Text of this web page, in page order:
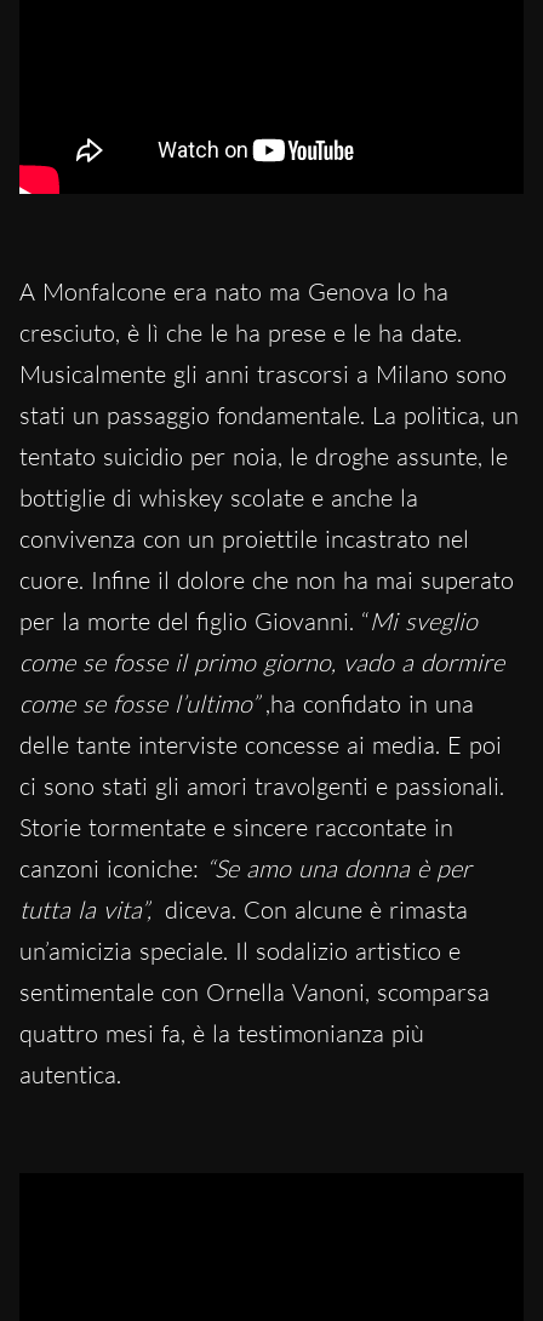
A Monfalcone era nato ma Genova lo ha
cresciuto, è lì che le ha prese e le ha date.
Musicalmente gli anni trascorsi a Milano sono
stati un passaggio fondamentale. La politica, un
tentato suicidio per noia, le droghe assunte, le
bottiglie di whiskey scolate e anche la
convivenza con un proiettile incastrato nel
cuore. Infine il dolore che non ha mai superato
per la morte del figlio Giovanni. “Mi sveglio
come se fosse il primo giorno, vado a dormire
come se fosse l’ultimo” ,ha confidato in una
delle tante interviste concesse ai media. E poi
ci sono stati gli amori travolgenti e passionali.
Storie tormentate e sincere raccontate in
canzoni iconiche: “Se amo una donna è per
tutta la vita”, diceva. Con alcune è rimasta
un’amicizia speciale. Il sodalizio artistico e
sentimentale con Ornella Vanoni, scomparsa
quattro mesi fa, è la testimonianza più
autentica.